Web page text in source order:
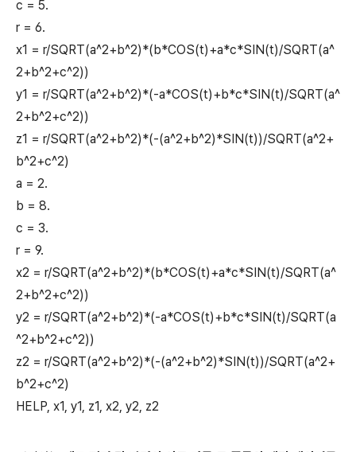
c = 5.
r = 6.
x1 = r/SQRT(a^2+b^2)*(b*COS(t)+a*c*SIN(t)/SQRT(a^
2+b^2+c^2))
y1 = r/SQRT(a^2+b^2)*(-a*COS(t)+b*c*SIN(t)/SQRT(a^
2+b^2+c^2))
z1 = r/SQRT(a^2+b^2)*(-(a^2+b^2)*SIN(t))/SQRT(a^2+
b^2+c^2)
a = 2.
b = 8.
c = 3.
r = 9.
x2 = r/SQRT(a^2+b^2)*(b*COS(t)+a*c*SIN(t)/SQRT(a^
2+b^2+c^2))
y2 = r/SQRT(a^2+b^2)*(-a*COS(t)+b*c*SIN(t)/SQRT(a
^2+b^2+c^2))
z2 = r/SQRT(a^2+b^2)*(-(a^2+b^2)*SIN(t))/SQRT(a^2+
b^2+c^2)
HELP, x1, y1, z1, x2, y2, z2